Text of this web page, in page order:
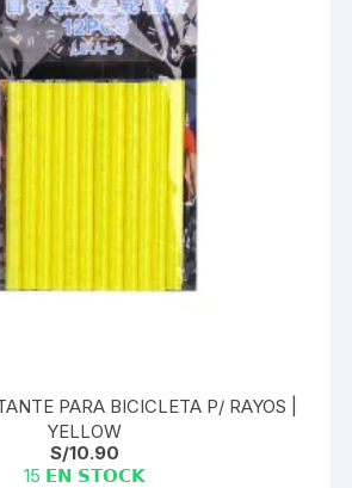
PARA BICICLETA P/ RAYOS |
YELLOW
S/10.90
15 𝗘𝗡 𝗦𝗧𝗢𝗖𝗞